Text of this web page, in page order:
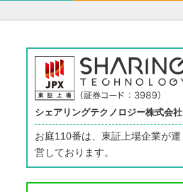
シェアリングテクノロジー株式会社
お庭110番は、東証上場企業が運
営しております。